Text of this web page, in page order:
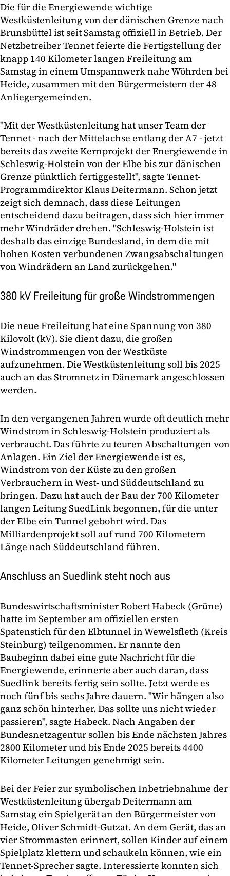
Die für die Energiewende wichtige
Westküstenleitung von der dänischen Grenze nach
Brunsbüttel ist seit Samstag offiziell in Betrieb. Der
Netzbetreiber Tennet feierte die Fertigstellung der
knapp 140 Kilometer langen Freileitung am
Samstag in einem Umspannwerk nahe Wöhrden bei
Heide, zusammen mit den Bürgermeistern der 48
Anliegergemeinden.
"Mit der Westküstenleitung hat unser Team der
Tennet - nach der Mittelachse entlang der A7 - jetzt
bereits das zweite Kernprojekt der Energiewende in
Schleswig-Holstein von der Elbe bis zur dänischen
Grenze pünktlich fertiggestellt", sagte Tennet-
Programmdirektor Klaus Deitermann. Schon jetzt
zeigt sich demnach, dass diese Leitungen
entscheidend dazu beitragen, dass sich hier immer
mehr Windräder drehen. "Schleswig-Holstein ist
deshalb das einzige Bundesland, in dem die mit
hohen Kosten verbundenen Zwangsabschaltungen
von Windrädern an Land zurückgehen."
380 kV Freileitung für große Windstrommengen
Die neue Freileitung hat eine Spannung von 380
Kilovolt (kV). Sie dient dazu, die großen
Windstrommengen von der Westküste
aufzunehmen. Die Westküstenleitung soll bis 2025
auch an das Stromnetz in Dänemark angeschlossen
werden.
In den vergangenen Jahren wurde oft deutlich mehr
Windstrom in Schleswig-Holstein produziert als
verbraucht. Das führte zu teuren Abschaltungen von
Anlagen. Ein Ziel der Energiewende ist es,
Windstrom von der Küste zu den großen
Verbrauchern in West- und Süddeutschland zu
bringen. Dazu hat auch der Bau der 700 Kilometer
langen Leitung SuedLink begonnen, für die unter
der Elbe ein Tunnel gebohrt wird. Das
Milliardenprojekt soll auf rund 700 Kilometern
Länge nach Süddeutschland führen.
Anschluss an Suedlink steht noch aus
Bundeswirtschaftsminister Robert Habeck (Grüne)
hatte im September am offiziellen ersten
Spatenstich für den Elbtunnel in Wewelsfleth (Kreis
Steinburg) teilgenommen. Er nannte den
Baubeginn dabei eine gute Nachricht für die
Energiewende, erinnerte aber auch daran, dass
Suedlink bereits fertig sein sollte. Jetzt werde es
noch fünf bis sechs Jahre dauern. "Wir hängen also
ganz schön hinterher. Das sollte uns nicht wieder
passieren", sagte Habeck. Nach Angaben der
Bundesnetzagentur sollen bis Ende nächsten Jahres
2800 Kilometer und bis Ende 2025 bereits 4400
Kilometer Leitungen genehmigt sein.
Bei der Feier zur symbolischen Inbetriebnahme der
Westküstenleitung übergab Deitermann am
Samstag ein Spielgerät an den Bürgermeister von
Heide, Oliver Schmidt-Gutzat. An dem Gerät, das an
vier Strommasten erinnert, sollen Kinder auf einem
Spielplatz klettern und schaukeln können, wie ein
Tennet-Sprecher sagte. Interessierte konnten sich